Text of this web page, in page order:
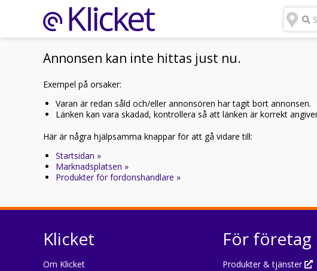
Annonsen kan inte hittas just nu.
Exempel på orsaker:
Varan är redan såld och/eller annonsören har tagit bort annonsen.
Länken kan vara skadad, kontrollera så att länken är korrekt
Här är några hjälpsamma knappar för att gå vidare till:
Startsidan »
Marknadsplatsen »
Produkter för fordonshandlare »
Klicket
Om Klicket
För företag
Produkter & tjänster